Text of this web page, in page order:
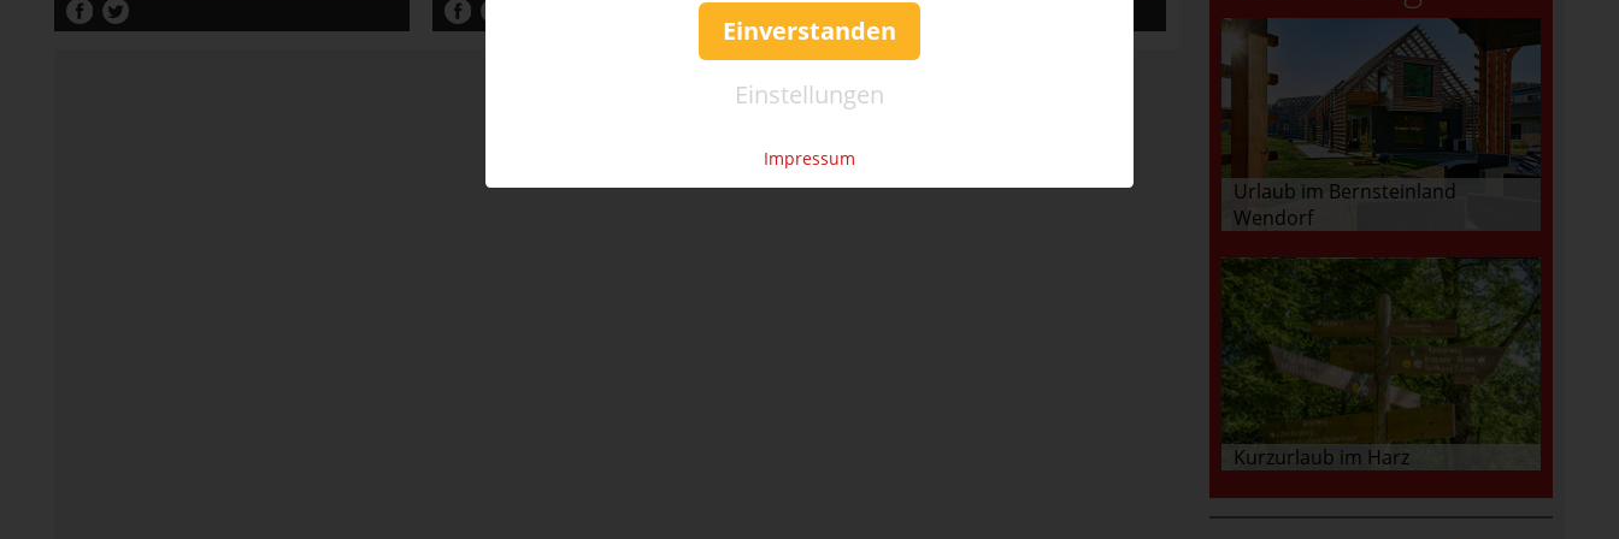
Einverstanden
Einstellungen
Impressum
Urlaub im Bernsteinland
Wendorf
Kurzurlaub im Harz